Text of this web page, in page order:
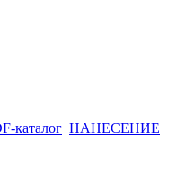
каталог НАНЕСЕНИЕ